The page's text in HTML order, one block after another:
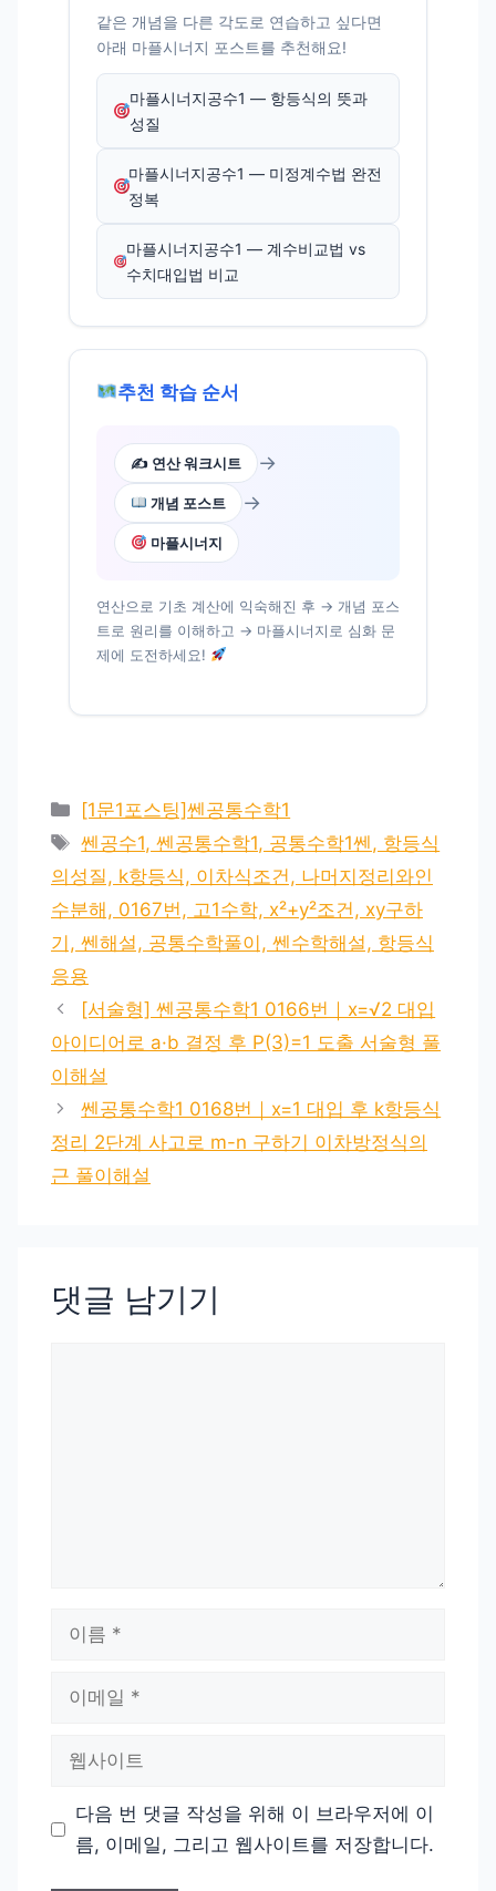
같은 개념을 다른 각도로 연습하고 싶다면
아래 마플시너지 포스트를 추천해요!
마플시너지공수1 — 항등식의 뜻과
성질
마플시너지공수1 — 미정계수법 완전
정복
마플시너지공수1 — 계수비교법 vs
수치대입법 비교
추천 학습 순서
✍️ 연산 워크시트 →
개념 포스트 →
마플시너지
연산으로 기초 계산에 익숙해진 후 → 개념 포스
트로 원리를 이해하고 → 마플시너지로 심화 문
제에 도전하세요!
카
테
리
[1문1포스팅]쎈공통수학1
태
그
쎈공수1, 쎈공통수학1, 공통수학1쎈, 항등식
의성질, k항등식, 이차식조건, 나머지정리와인
수분해, 0167번, 고1수학, x²+y²조건, xy구하
기, 쎈해설, 공통수학풀이, 쎈수학해설, 항등식
응용
[서술형] 쎈공통수학1 0166번｜x=√2 대입
아이디어로 a·b 결정 후 P(3)=1 도출 서술형 풀
이해설
쎈공통수학1 0168번｜x=1 대입 후 k항등식
정리 2단계 사고로 m-n 구하기 이차방정식의
근 풀이해설
댓글 남기기
트
다음 번 댓글 작성을 위해 이 브라우저에 이
름, 이메일, 그리고 웹사이트를 저장합니다.